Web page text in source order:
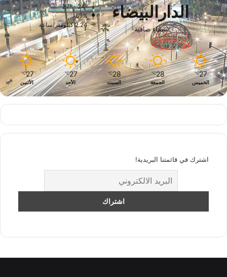
الدارالبيضاء
سماء صافية
27º - 24º
69%
2.24 كيلومتر/ساعة
27
℃
الخميس
28
℃
الجمعة
28
℃
السبت
27
℃
الأحد
27
℃
الأثنين
اشترك في قائمتنا البريدية!